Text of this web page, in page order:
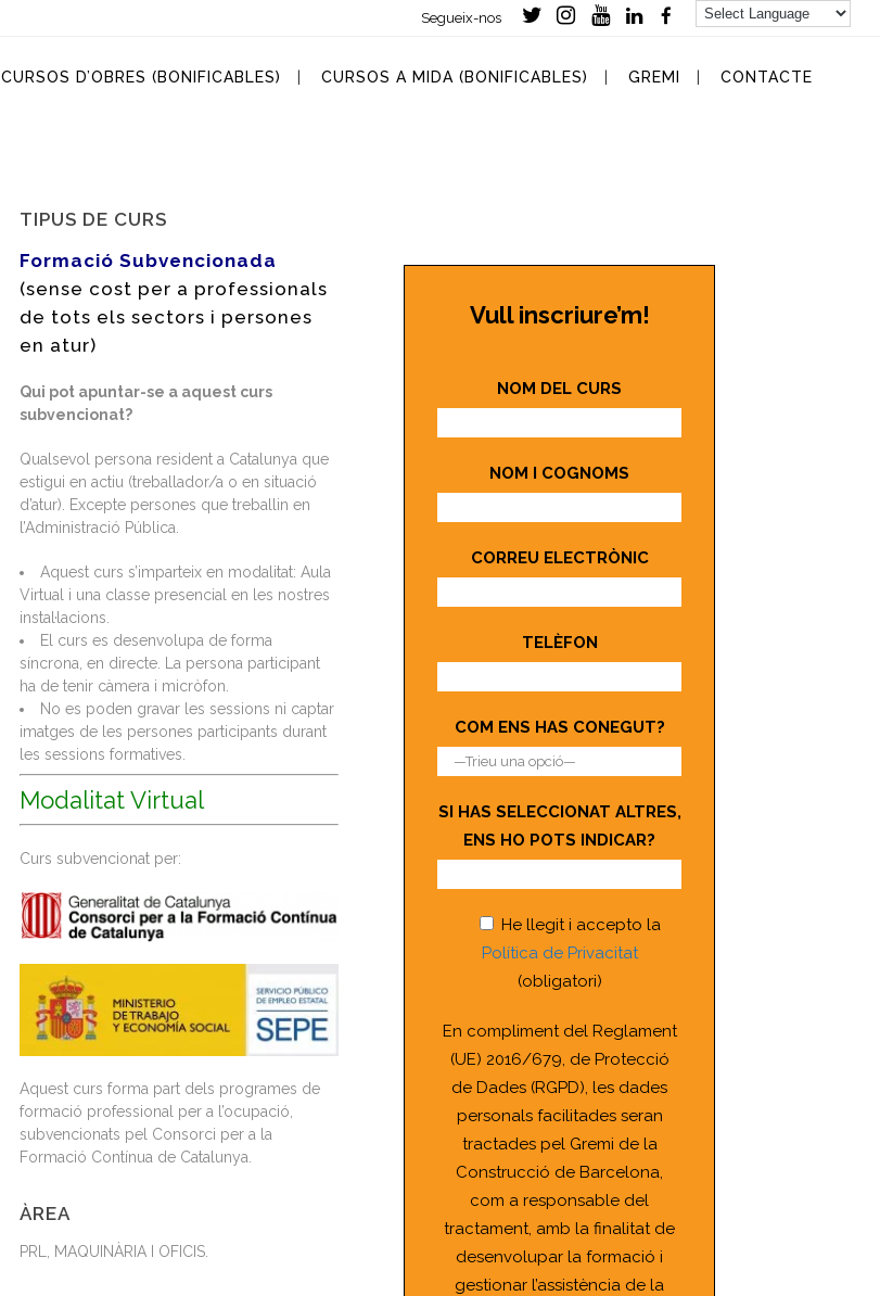
Segueix-nos
CURSOS D’OBRES (BONIFICABLES) CURSOS A MIDA (BONIFICABLES) GREMI CONTACTE
TIPUS DE CURS
Formació Subvencionada
(sense cost per a professionals
de tots els sectors i persones
en atur)
Qui pot apuntar-se a aquest curs
subvencionat?
Qualsevol persona resident a Catalunya que
estigui en actiu (treballador/a o en situació
d’atur). Excepte persones que treballin en
l’Administració Pública.
Aquest curs s’imparteix en modalitat: Aula
Virtual i una classe presencial en les nostres
instal·lacions.
El curs es desenvolupa de forma
síncrona, en directe. La persona participant
ha de tenir càmera i micròfon.
No es poden gravar les sessions ni captar
imatges de les persones participants durant
les sessions formatives.
Modalitat Virtual
Curs subvencionat per:
Aquest curs forma part dels programes de
formació professional per a l’ocupació,
subvencionats pel Consorci per a la
Formació Contínua de Catalunya.
ÀREA
PRL, MAQUINÀRIA I OFICIS.
Vull inscriure’m!
NOM DEL CURS
NOM I COGNOMS
CORREU ELECTRÒNIC
TELÈFON
COM ENS HAS CONEGUT?
SI HAS SELECCIONAT ALTRES,
ENS HO POTS INDICAR?
He llegit i accepto la
Política de Privacitat
(obligatori)
En compliment del Reglament
(UE) 2016/679, de Protecció
de Dades (RGPD), les dades
personals facilitades seran
tractades pel Gremi de la
Construcció de Barcelona,
com a responsable del
tractament, amb la finalitat de
desenvolupar la formació i
gestionar l’assistència de la